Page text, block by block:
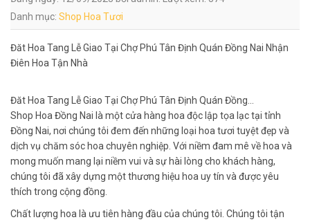
Danh mục: Shop Hoa Tươi
Đăt Hoa Tang Lễ Giao Tại Chợ Phú Tân Định Quán Đồng Nai Nhận
Điên Hoa Tận Nhà
Đăt Hoa Tang Lễ Giao Tại Chợ Phú Tân Định Quán Đồng…
Shop Hoa Đồng Nai là một cửa hàng hoa độc lập tọa lạc tại tỉnh
Đồng Nai, nơi chúng tôi đem đến những loại hoa tươi tuyệt đẹp và
dịch vụ chăm sóc hoa chuyên nghiệp. Với niềm đam mê về hoa và
mong muốn mang lại niềm vui và sự hài lòng cho khách hàng,
chúng tôi đã xây dựng một thương hiệu hoa uy tín và được yêu
thích trong cộng đồng.
Chất lượng hoa là ưu tiên hàng đầu của chúng tôi. Chúng tôi tận